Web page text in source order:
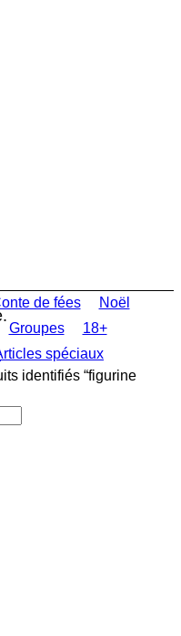
de fées
Noël
Groupes
18+
spéciaux
identifiés “figurine